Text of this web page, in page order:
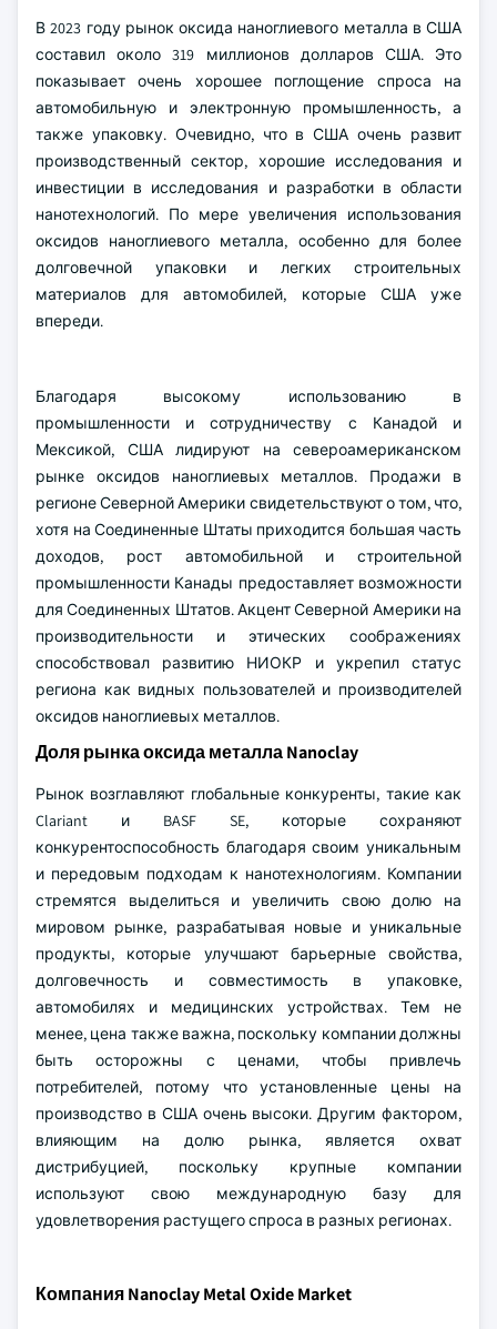
В 2023 году рынок оксида наноглиевого металла в США
составил около 319 миллионов долларов США. Это
показывает очень хорошее поглощение спроса на
автомобильную и электронную промышленность, а
также упаковку. Очевидно, что в США очень развит
производственный сектор, хорошие исследования и
инвестиции в исследования и разработки в области
нанотехнологий. По мере увеличения использования
оксидов наноглиевого металла, особенно для более
долговечной упаковки и легких строительных
материалов для автомобилей, которые США уже
впереди.
Благодаря высокому использованию в
промышленности и сотрудничеству с Канадой и
Мексикой, США лидируют на североамериканском
рынке оксидов наноглиевых металлов. Продажи в
регионе Северной Америки свидетельствуют о том, что,
хотя на Соединенные Штаты приходится большая часть
доходов, рост автомобильной и строительной
промышленности Канады предоставляет возможности
для Соединенных Штатов. Акцент Северной Америки на
производительности и этических соображениях
способствовал развитию НИОКР и укрепил статус
региона как видных пользователей и производителей
оксидов наноглиевых металлов.
Доля рынка оксида металла Nanoclay
Рынок возглавляют глобальные конкуренты, такие как
Clariant и BASF SE, которые сохраняют
конкурентоспособность благодаря своим уникальным
и передовым подходам к нанотехнологиям. Компании
стремятся выделиться и увеличить свою долю на
мировом рынке, разрабатывая новые и уникальные
продукты, которые улучшают барьерные свойства,
долговечность и совместимость в упаковке,
автомобилях и медицинских устройствах. Тем не
менее, цена также важна, поскольку компании должны
быть осторожны с ценами, чтобы привлечь
потребителей, потому что установленные цены на
производство в США очень высоки. Другим фактором,
влияющим на долю рынка, является охват
дистрибуцией, поскольку крупные компании
используют свою международную базу для
удовлетворения растущего спроса в разных регионах.
Компания Nanoclay Metal Oxide Market